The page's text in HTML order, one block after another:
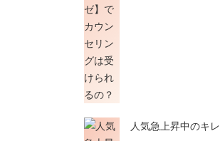
人気急上昇中のキ